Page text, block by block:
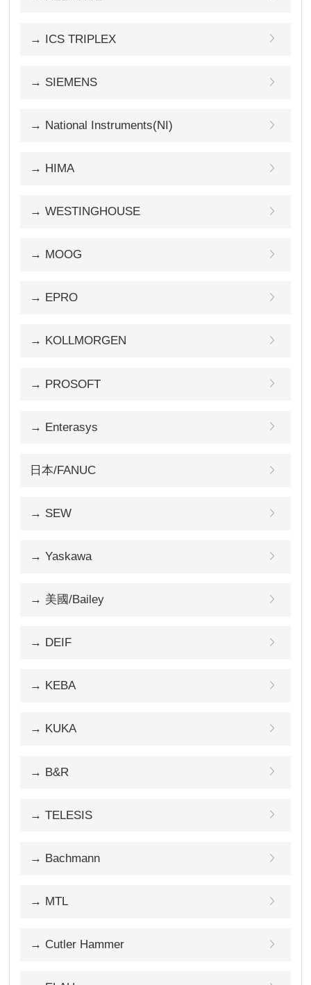
→ ICS TRIPLEX
→ SIEMENS
→ National Instruments(NI)
→ HIMA
→ WESTINGHOUSE
→ MOOG
→ EPRO
→ KOLLMORGEN
→ PROSOFT
→ Enterasys
日本/FANUC
→ SEW
→ Yaskawa
→ 美國/Bailey
→ DEIF
→ KEBA
→ KUKA
→ B&R
→ TELESIS
→ Bachmann
→ MTL
→ Cutler Hammer